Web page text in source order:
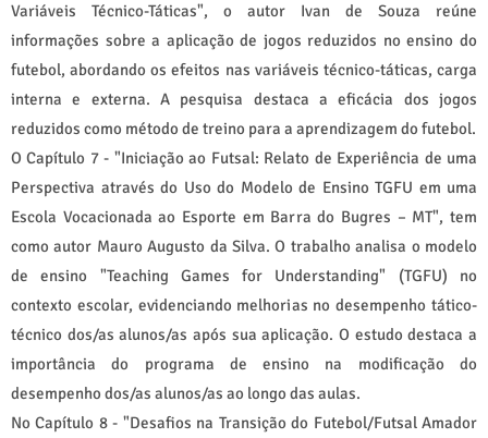
Variáveis Técnico-Táticas", o autor Ivan de Souza reúne
informações sobre a aplicação de jogos reduzidos no ensino do
futebol, abordando os efeitos nas variáveis técnico-táticas, carga
interna e externa. A pesquisa destaca a eficácia dos jogos
reduzidos como método de treino para a aprendizagem do futebol.
O Capítulo 7 - "Iniciação ao Futsal: Relato de Experiência de uma
Perspectiva através do Uso do Modelo de Ensino TGFU em uma
Escola Vocacionada ao Esporte em Barra do Bugres – MT", tem
como autor Mauro Augusto da Silva. O trabalho analisa o modelo
de ensino "Teaching Games for Understanding" (TGFU) no
contexto escolar, evidenciando melhorias no desempenho tático-
técnico dos/as alunos/as após sua aplicação. O estudo destaca a
importância do programa de ensino na modificação do
desempenho dos/as alunos/as ao longo das aulas.
No Capítulo 8 - "Desafios na Transição do Futebol/Futsal Amador